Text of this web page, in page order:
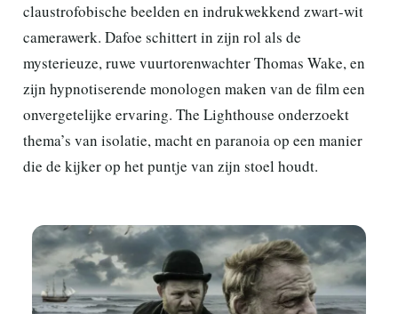
claustrofobische beelden en indrukwekkend zwart-wit
camerawerk. Dafoe schittert in zijn rol als de
mysterieuze, ruwe vuurtorenwachter Thomas Wake, en
zijn hypnotiserende monologen maken van de film een
onvergetelijke ervaring. The Lighthouse onderzoekt
thema’s van isolatie, macht en paranoia op een manier
die de kijker op het puntje van zijn stoel houdt.